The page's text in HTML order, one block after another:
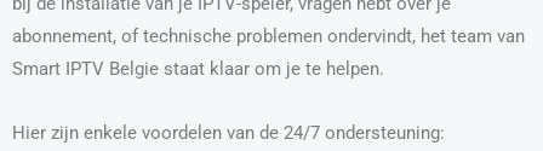
abonnement, of technische problemen ondervindt, het team van
Smart IPTV Belgie staat klaar om je te helpen.
Hier zijn enkele voordelen van de 24/7 ondersteuning: